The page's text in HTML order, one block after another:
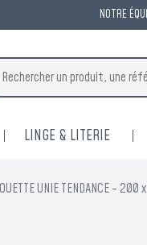
NOTRE
LINGE & LITERIE
UNIE TENDANCE -